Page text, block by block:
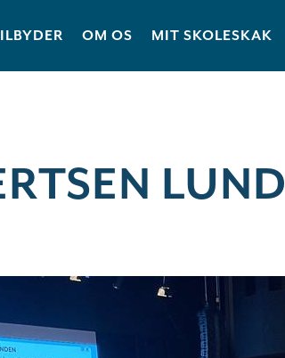
OM OS MIT SKOLESKAK
LUND